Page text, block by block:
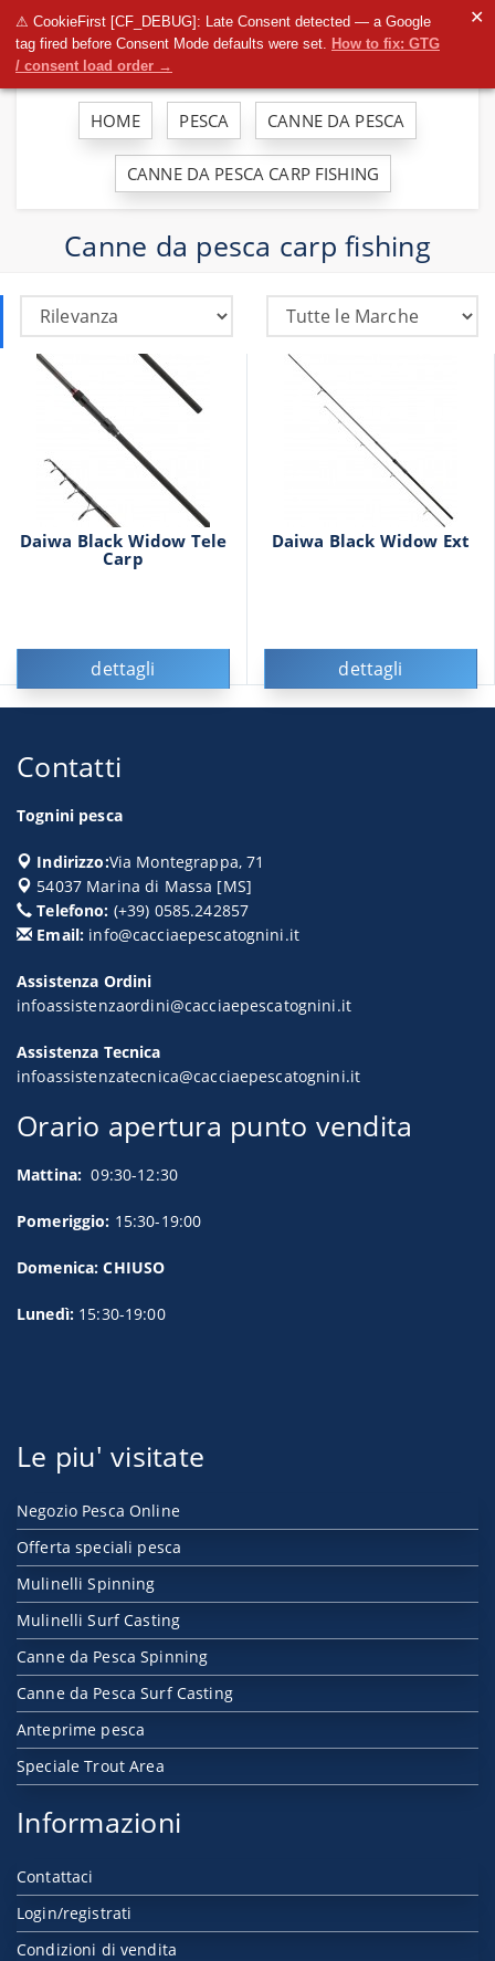
⚠ CookieFirst [CF_DEBUG]: Late Consent detected — a Google
tag fired before Consent Mode defaults were set. How to fix: GTG
/ consent load order →
✕
HOME PESCA CANNE DA PESCA
CANNE DA PESCA CARP FISHING
Canne da pesca carp fishing
Daiwa Black Widow Tele
Carp
dettagli
Daiwa Black Widow Ext
dettagli
Contatti
Tognini pesca
Indirizzo:Via Montegrappa, 71
54037 Marina di Massa [MS]
Telefono: (+39) 0585.242857
Email: info@cacciaepescatognini.it
Assistenza Ordini
infoassistenzaordini@cacciaepescatognini.it
Assistenza Tecnica
infoassistenzatecnica@cacciaepescatognini.it
Orario apertura punto vendita
Mattina: 09:30-12:30
Pomeriggio: 15:30-19:00
Domenica: CHIUSO
Lunedì: 15:30-19:00
Le piu' visitate
Negozio Pesca Online
Offerta speciali pesca
Mulinelli Spinning
Mulinelli Surf Casting
Canne da Pesca Spinning
Canne da Pesca Surf Casting
Anteprime pesca
Speciale Trout Area
Informazioni
Contattaci
Login/registrati
Condizioni di vendita